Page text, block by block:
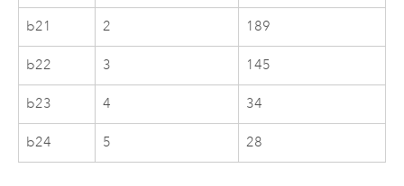
b21 2 189
b22 3 145
b23 4 34
b24 5 28